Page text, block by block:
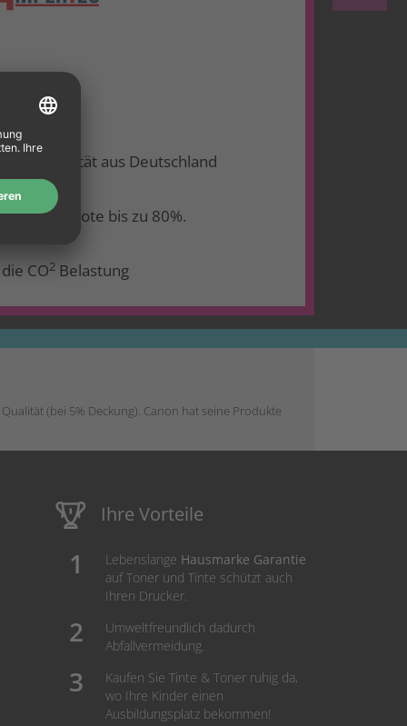
für Qualität aus Deutschland
bis zu 80%.
CO2 Belastung
(bei 5% Deckung). Canon hat seine Produkte
Ihre Vorteile
Lebenslange Hausmarke Garantie
auf Toner und Tinte schützt auch
Ihren Drucker.
Umweltfreundlich dadurch
Abfallvermeidung.
Kaufen Sie Tinte & Toner ruhig da,
wo Ihre Kinder einen
Ausbildungsplatz bekommen!